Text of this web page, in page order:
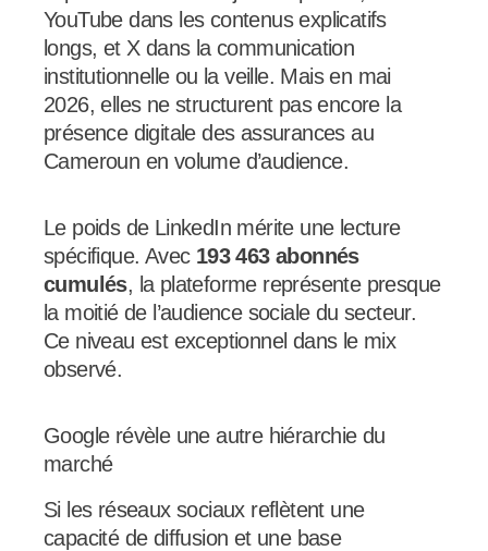
YouTube dans les contenus explicatifs
longs, et X dans la communication
institutionnelle ou la veille. Mais en mai
2026, elles ne structurent pas encore la
présence digitale des assurances au
Cameroun en volume d’audience.
Le poids de LinkedIn mérite une lecture
spécifique. Avec 193 463 abonnés
cumulés, la plateforme représente presque
la moitié de l’audience sociale du secteur.
Ce niveau est exceptionnel dans le mix
observé.
Google révèle une autre hiérarchie du
marché
Si les réseaux sociaux reflètent une
capacité de diffusion et une base